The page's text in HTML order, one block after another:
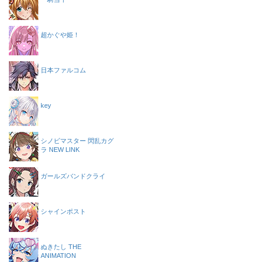
超かぐや姫！
日本ファルコム
key
シノビマスター 閃乱カグ
ラ NEW LINK
ガールズバンドクライ
シャインポスト
ぬきたし THE
ANIMATION